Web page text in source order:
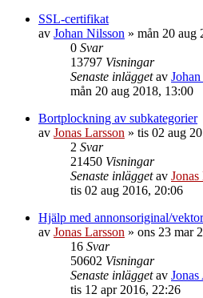
SSL-certifikat
av Johan Nilsson » mån 20 aug
0 Svar
13797 Visningar
Senaste inläggetav
mån 20 aug 2018, 13:00
Bortplockning av subkategorier
av Jonas Larsson » tis 02 aug
2 Svar
21450 Visningar
Senaste inläggetav Jonas
tis 02 aug 2016, 20:06
Hjälp med annonsoriginal/
av Jonas Larsson » ons 23 mar
16 Svar
50602 Visningar
Senaste inläggetav
tis 12 apr 2016, 22:26